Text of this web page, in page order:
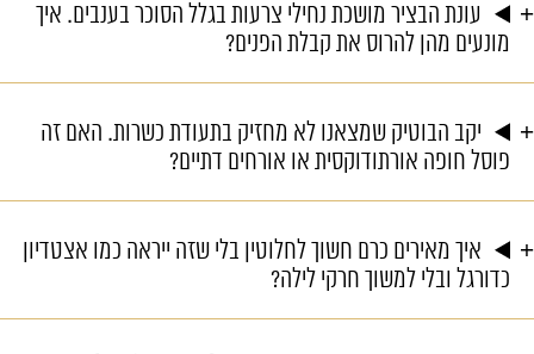
עונת הבציר מושכת נחילי צרעות בגלל הסוכר בענבים. איך
מונעים מהן להרוס את קבלת הפנים?
יקב הבוטיק שמצאנו לא מחזיק בתעודת כשרות. האם זה
פוסל חופה אורתודוקסית או אורחים דתיים?
איך מאירים כרם חשוך לחלוטין בלי שזה ייראה כמו אצטדיון
כדורגל ובלי למשוך חרקי לילה?